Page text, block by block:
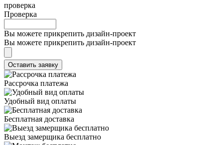
проверка
Проверка
Вы можете прикрепить дизайн-проект
Вы можете прикрепить дизайн-проект
Рассрочка платежа
Удобный вид оплаты
Бесплатная доставка
Выезд замерщика бесплатно